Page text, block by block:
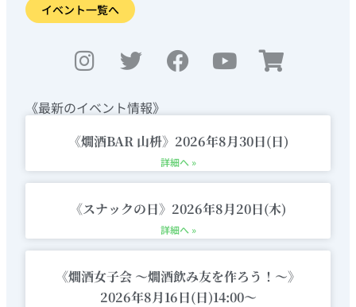
イベント一覧へ
I
n
s
t
a
g
r
a
m
w
i
t
t
e
r
a
c
b
o
o
k
o
u
u
b
e
h
o
p
i
n
g
-
c
a
r
《最新のイベント情報》
《燗酒BAR 山枡》2026年8月30日(日)
詳細へ »
《スナックの日》2026年8月20日(木)
詳細へ »
《燗酒女子会 〜燗酒飲み友を作ろう！〜》
2026年8月16日(日)14:00〜